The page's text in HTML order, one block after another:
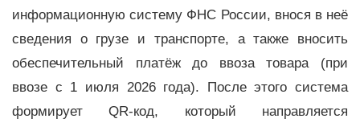
информационную систему ФНС России, внося в неё
сведения о грузе и транспорте, а также вносить
обеспечительный платёж до ввоза товара (при
ввозе с 1 июля 2026 года). После этого система
формирует QR-код, который направляется